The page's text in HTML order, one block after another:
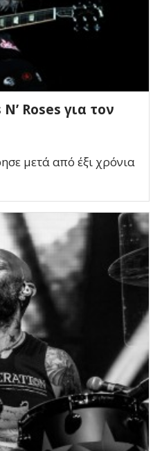
Roses για τον
μετά από έξι χρόνια